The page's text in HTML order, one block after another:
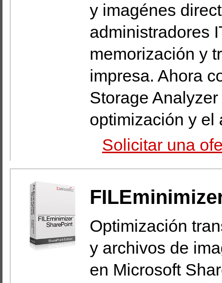
y imagénes
administradores
memorización y
impresa. Ahora
Storage
optimización y el
Solicitar una
Optimización
y archivos de
en Microsoft